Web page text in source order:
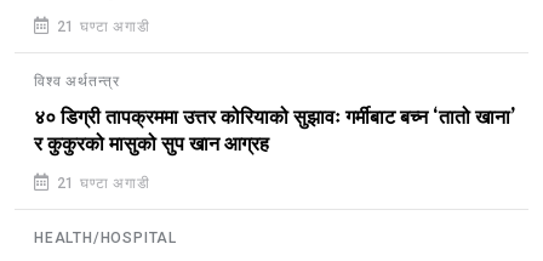
21 घण्टा अगाडी
विश्व अर्थतन्त्र
४० डिग्री तापक्रममा उत्तर कोरियाको सुझावः गर्मीबाट बच्न ‘तातो खाना’
र कुकुरको मासुको सुप खान आग्रह
21 घण्टा अगाडी
HEALTH/HOSPITAL